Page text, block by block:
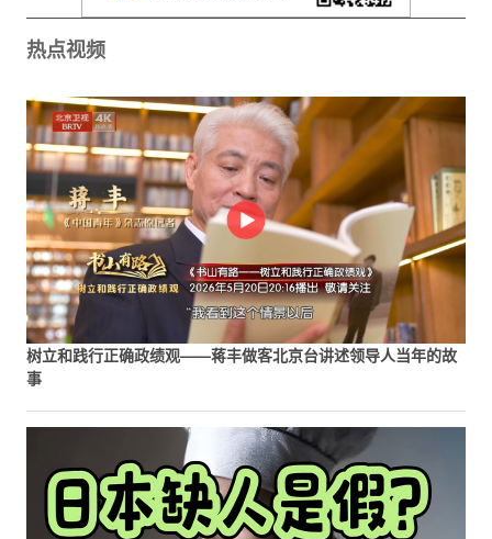
热点视频
树立和践行正确政绩观——蒋丰做客北京台讲述领导人当年的故
事